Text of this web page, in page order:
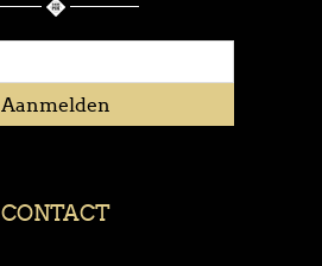
CONTACT